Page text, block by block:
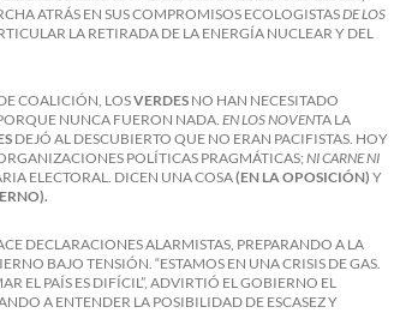
ATRÁS EN SUS COMPROMISOS ECOLOGISTASDE LOS
LA RETIRADA DE LA ENERGÍA NUCLEAR Y DEL
COALICIÓN, LOSVERDES NO HAN NECESITADO
NUNCA FUERON NADA. EN LOS NOVENTA LA
DEJÓ AL DESCUBIERTO QUE NO ERAN PACIFISTAS. HOY
POLÍTICAS PRAGMÁTICAS;NI CARNE NI
ELECTORAL. DICEN UNA COSA(EN LA OPOSICIÓN) Y
DECLARACIONES ALARMISTAS, PREPARANDO A LA
BAJO TENSIÓN. “ESTAMOS EN UNA CRISIS DE GAS.
EL PAÍS ES DIFÍCIL”, ADVIRTIÓ EL GOBIERNO EL
A ENTENDER LA POSIBILIDAD DE ESCASEZ Y